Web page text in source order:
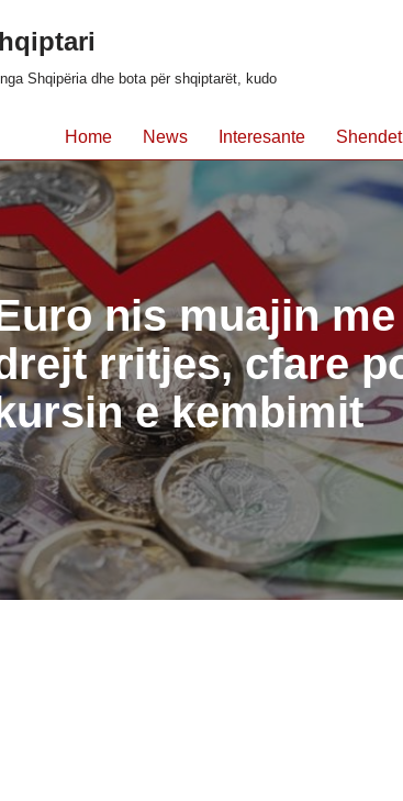
Shqipëria dhe bota për shqiptarët, kudo
Home News Interesante Shendet
nis muajin
rritjes, cfare
e kembimit